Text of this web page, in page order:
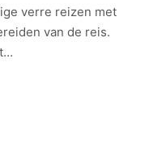
verre reizen met
van de reis.